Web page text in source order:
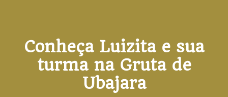
Conheça Luizita e sua
turma na Gruta de
Ubajara